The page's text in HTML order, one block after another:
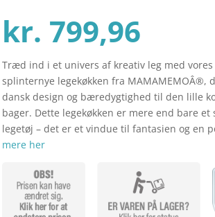
pris
var:
kr.
kr. 799,96
pris
er:
Træd ind i et univers af kreativ leg med vores
splinternye legekøkken fra MAMAMEMOÂ®,
dansk design og bæredygtighed til den lille
bager. Dette legekøkken er mere end bare et
legetøj – det er et vindue til fantasien og en
mere her